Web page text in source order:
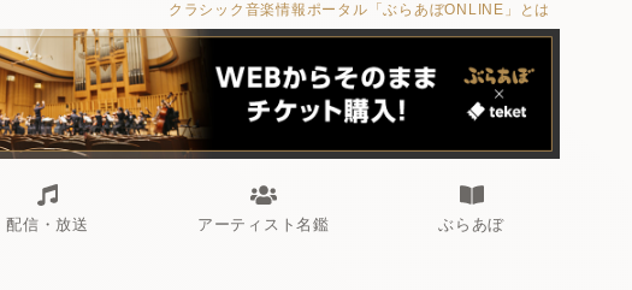
クラシック音楽情報ポータル「ぶらあぼONLINE」とは
配信・放送 アーティスト名鑑 ぶらあぼ